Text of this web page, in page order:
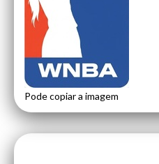
Pode copiar a imagem